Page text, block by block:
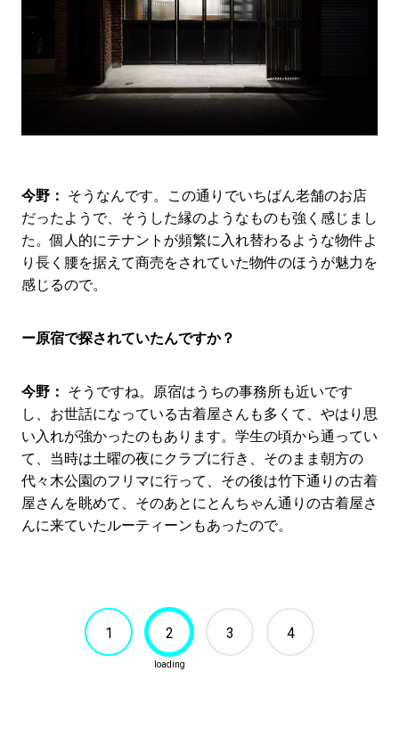
今野： そうなんです。この通りでいちばん老舗のお店
だったようで、そうした縁のようなものも強く感じまし
た。個人的にテナントが頻繁に入れ替わるような物件よ
り長く腰を据えて商売をされていた物件のほうが魅力を
感じるので。
ー原宿で探されていたんですか？
今野： そうですね。原宿はうちの事務所も近いです
し、お世話になっている古着屋さんも多くて、やはり思
い入れが強かったのもあります。学生の頃から通ってい
て、当時は土曜の夜にクラブに行き、そのまま朝方の
代々木公園のフリマに行って、その後は竹下通りの古着
屋さんを眺めて、そのあとにとんちゃん通りの古着屋さ
んに来ていたルーティーンもあったので。
1 2 3 4